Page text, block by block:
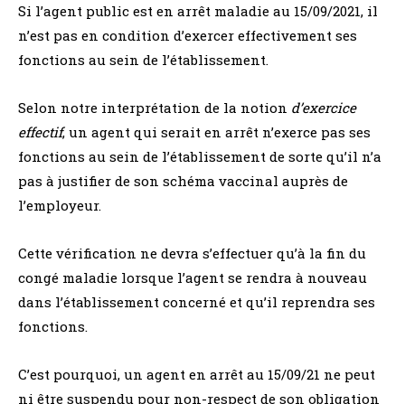
Si l’agent public est en arrêt maladie au 15/09/2021, il
n’est pas en condition d’exercer effectivement ses
fonctions au sein de l’établissement.
Selon notre interprétation de la notion d’exercice
effectif, un agent qui serait en arrêt n’exerce pas ses
fonctions au sein de l’établissement de sorte qu’il n’a
pas à justifier de son schéma vaccinal auprès de
l’employeur.
Cette vérification ne devra s’effectuer qu’à la fin du
congé maladie lorsque l’agent se rendra à nouveau
dans l’établissement concerné et qu’il reprendra ses
fonctions.
C’est pourquoi, un agent en arrêt au 15/09/21 ne peut
ni être suspendu pour non-respect de son obligation